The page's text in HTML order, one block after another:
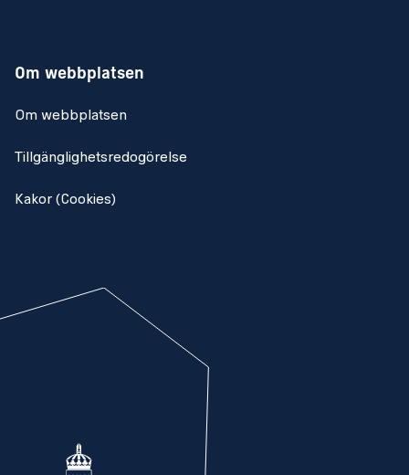
Om webbplatsen
Om webbplatsen
Tillgänglighetsredogörelse
Kakor (Cookies)